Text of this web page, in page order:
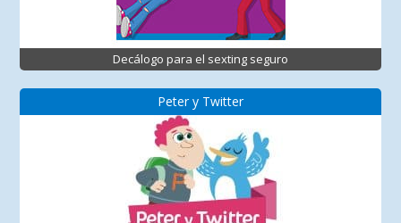
Decálogo para el sexting seguro
Peter y Twitter